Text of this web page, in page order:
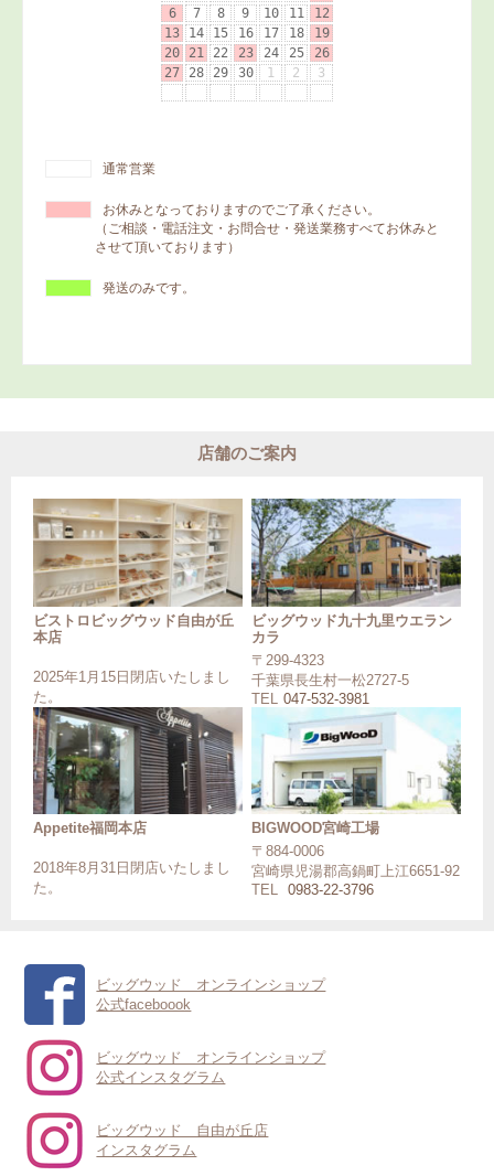
通常営業
お休みとなっておりますのでご了承ください。
（ご相談・電話注文・お問合せ・発送業務すべてお休みと
させて頂いております）
発送のみです。
店舗のご案内
ビストロビッグウッド自由が丘
本店
2025年1月15日閉店いたしまし
た。
ビッグウッド九十九里ウエラン
カラ
〒299-4323
千葉県長生村一松2727-5
TEL 047-532-3981
Appetite福岡本店
2018年8月31日閉店いたしまし
た。
BIGWOOD宮崎工場
〒884-0006
宮崎県児湯郡高鍋町上江6651-92
TEL
0983-22-3796
ビッグウッド オンラインショップ
公式faceboook
ビッグウッド オンラインショップ
公式インスタグラム
ビッグウッド 自由が丘店
インスタグラム